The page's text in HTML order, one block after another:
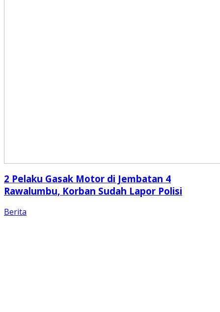
2 Pelaku Gasak Motor di Jembatan 4
Rawalumbu, Korban Sudah Lapor Polisi
Berita